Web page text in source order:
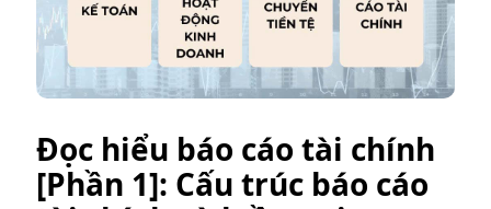
Đọc hiểu báo cáo tài chính
[Phần 1]: Cấu trúc báo cáo